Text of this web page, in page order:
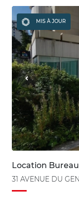
MIS À JOUR
Location
31 AVENUE DU